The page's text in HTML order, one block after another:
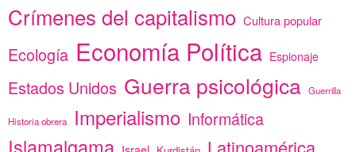
Crímenes del capitalismo Cultura popular
Ecología Economía Política Espionaje
Estados Unidos Guerra psicológica Guerrilla
Historia obrera Imperialismo Informática
Latinoamérica